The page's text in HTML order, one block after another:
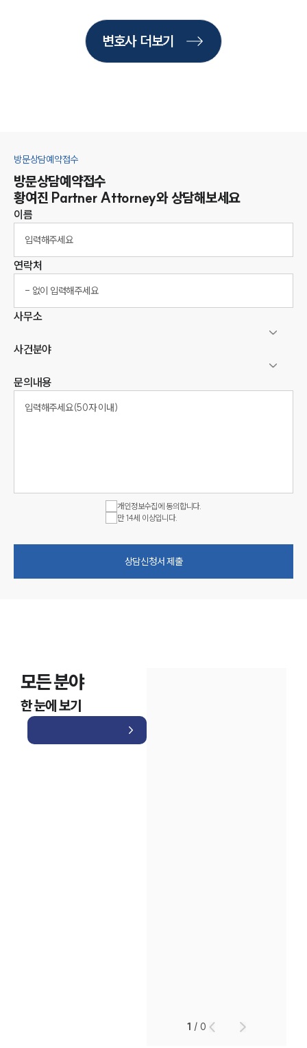
변호사 더보기
방문상담예약접수
방문상담예약접수
황여진 Partner Attorney와 상담해보세요
이름
연락처
사무소
사건분야
문의내용
개인정보수집에 동의합니다.
만 14세 이상입니다.
상담신청서 제출
모든 분야
한 눈에 보기
1 /0